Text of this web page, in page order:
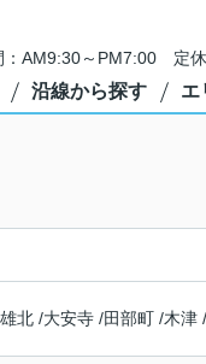
：AM9:30～PM7:00 定休
沿線から探す エ
北 /大安寺 /田部町 /木津 /